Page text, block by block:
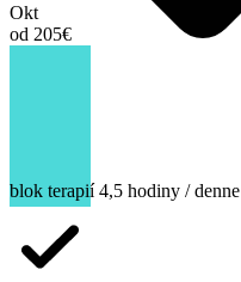
Okt
od 205€
blok terapií 4,5 hodiny / denne